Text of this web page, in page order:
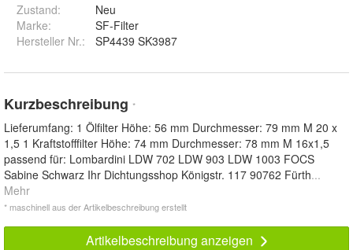
Zustand:
Neu
Marke:
SF-Filter
Hersteller Nr.:
SP4439 SK3987
Kurzbeschreibung *
Lieferumfang: 1 Ölfilter Höhe: 56 mm Durchmesser: 79 mm M 20 x
1,5 1 Kraftstofffilter Höhe: 74 mm Durchmesser: 78 mm M 16x1,5
passend für: Lombardini LDW 702 LDW 903 LDW 1003 FOCS
Sabine Schwarz Ihr Dichtungsshop Königstr. 117 90762 Fürth...
Mehr
* maschinell aus der Artikelbeschreibung erstellt
Artikelbeschreibung anzeigen